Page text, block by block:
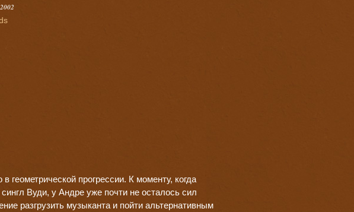
геометрической прогрессии. К моменту, когда
Вуди, у Андре уже почти не осталось сил
разгрузить музыканта и пойти альтернативным